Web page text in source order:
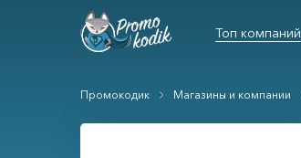
Топ компаний
Промокодик Магазины и компании